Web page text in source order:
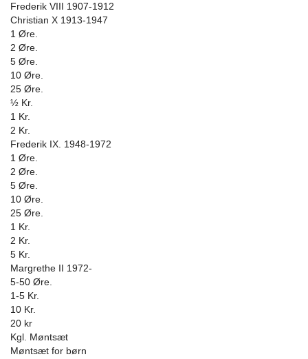
Frederik VIII 1907-1912
Christian X 1913-1947
1 Øre.
2 Øre.
5 Øre.
10 Øre.
25 Øre.
½ Kr.
1 Kr.
2 Kr.
Frederik IX. 1948-1972
1 Øre.
2 Øre.
5 Øre.
10 Øre.
25 Øre.
1 Kr.
2 Kr.
5 Kr.
Margrethe II 1972-
5-50 Øre.
1-5 Kr.
10 Kr.
20 kr
Kgl. Møntsæt
Møntsæt for børn